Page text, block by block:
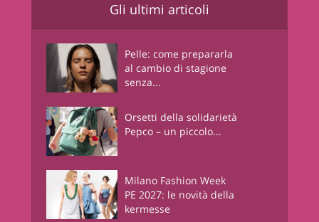
Gli ultimi articoli
Pelle: come prepararla
al cambio di stagione
senza...
Orsetti della solidarietà
Pepco – un piccolo...
Milano Fashion Week
PE 2027: le novità della
kermesse